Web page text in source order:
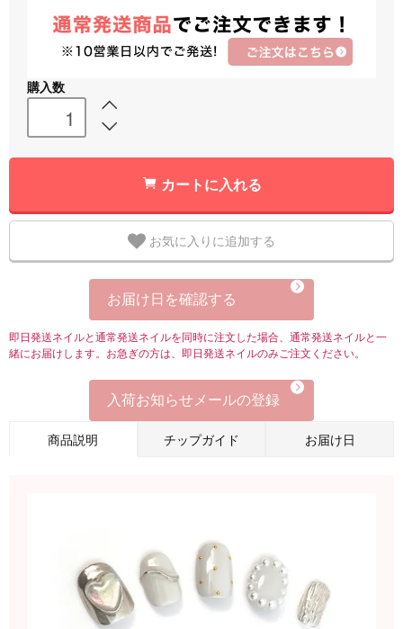
購入数
カートに入れる
お気に入りに追加する
お届け日を確認する
即日発送ネイルと通常発送ネイルを同時に注文した場合、通常発送ネイルと一
緒にお届けします。お急ぎの方は、即日発送ネイルのみご注文ください。
入荷お知らせメールの登録
商品説明 チップガイド お届け日